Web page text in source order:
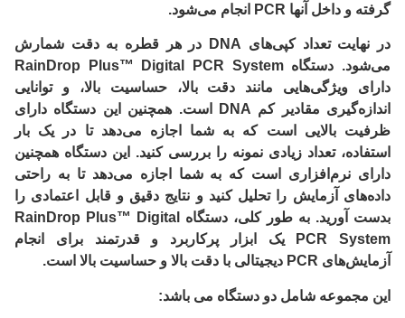
گرفته و داخل آنها PCR انجام می‌شود.
در نهایت تعداد کپی‌های DNA در هر قطره به دقت شمارش
می‌شود. دستگاه RainDrop Plus™ Digital PCR System
دارای ویژگی‌هایی مانند دقت بالا، حساسیت بالا، و توانایی
اندازه‌گیری مقادیر کم DNA است. همچنین این دستگاه دارای
ظرفیت بالایی است که به شما اجازه می‌دهد تا در یک بار
استفاده، تعداد زیادی نمونه را بررسی کنید. این دستگاه همچنین
دارای نرم‌افزاری است که به شما اجازه می‌دهد تا به راحتی
داده‌های آزمایش را تحلیل کنید و نتایج دقیق و قابل اعتمادی را
بدست آورید. به طور کلی، دستگاه RainDrop Plus™ Digital
PCR System یک ابزار پرکاربرد و قدرتمند برای انجام
آزمایش‌های PCR دیجیتالی با دقت بالا و حساسیت بالا است.
این مجموعه شامل دو دستگاه می باشد: